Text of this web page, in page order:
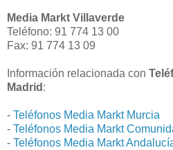
Media Markt Villaverde
Teléfono: 91 774 13 00
Fax: 91 774 13 09
Información relacionada con
Madrid :
- Teléfonos Media Markt Murcia
- Teléfonos Media Markt
- Teléfonos Media Markt